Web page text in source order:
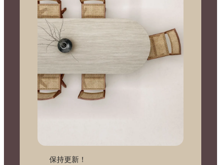
保持更新！